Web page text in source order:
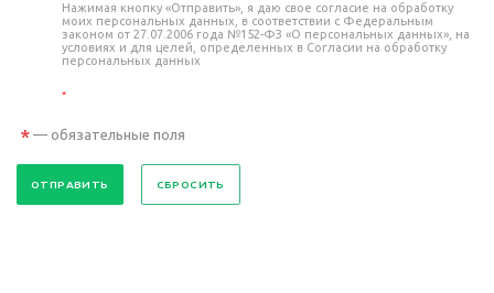
Нажимая кнопку «Отправить», я даю свое согласие на обработку
моих персональных данных, в соответствии с Федеральным
законом от 27.07.2006 года №152-ФЗ «О персональных данных», на
условиях и для целей, определенных в Согласии на обработку
персональных данных
*
* — обязательные поля
СБРОСИТЬ